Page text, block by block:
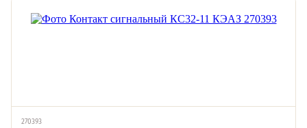
270393